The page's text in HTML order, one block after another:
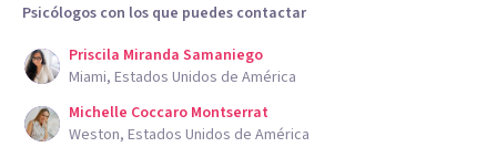
Psicólogos con los que puedes contactar
Priscila Miranda Samaniego
Miami, Estados Unidos de América
Michelle Coccaro Montserrat
Weston, Estados Unidos de América